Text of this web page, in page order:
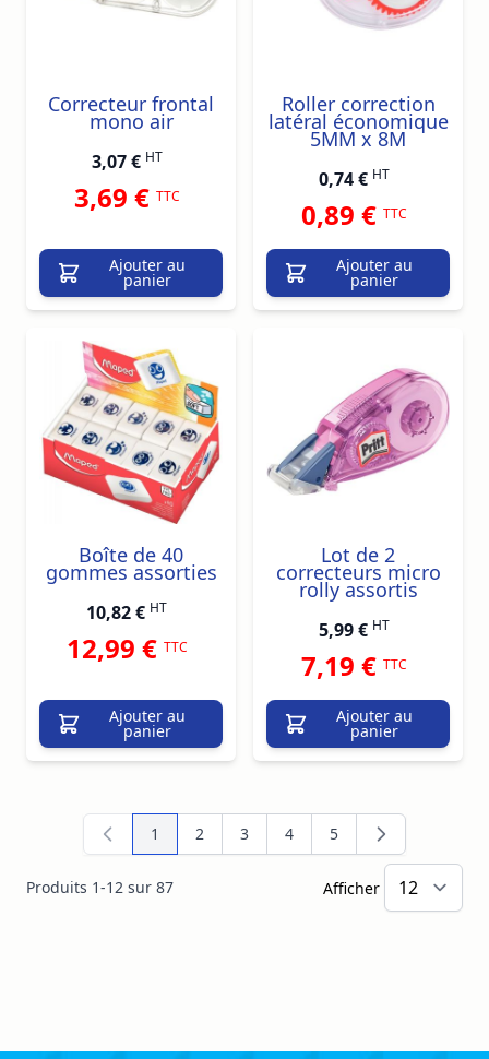
Correcteur frontal
mono air
3,07 € HT
3,69 € TTC
Ajouter au
panier
Roller correction
latéral économique
5MM x 8M
0,74 € HT
0,89 € TTC
Ajouter au
panier
Boîte de 40
gommes assorties
10,82 € HT
12,99 € TTC
Ajouter au
panier
Lot de 2
correcteurs micro
rolly assortis
5,99 € HT
7,19 € TTC
Ajouter au
panier
Produits 1-12 sur 87
Vous lisez actuellement la page
1 Page
2 Page
3 Page
4 Page
5
Afficher